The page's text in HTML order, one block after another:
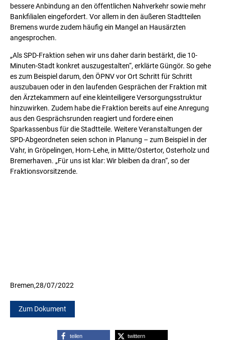
bessere Anbindung an den öffentlichen Nahverkehr sowie mehr
Bankfilialen eingefordert. Vor allem in den äußeren Stadtteilen
Bremens wurde zudem häufig ein Mangel an Hausärzten
angesprochen.
„Als SPD-Fraktion sehen wir uns daher darin bestärkt, die 10-
Minuten-Stadt konkret auszugestalten“, erklärte Güngör. So gehe
es zum Beispiel darum, den ÖPNV vor Ort Schritt für Schritt
auszubauen oder in den laufenden Gesprächen der Fraktion mit
den Ärztekammern auf eine kleinteiligere Versorgungsstruktur
hinzuwirken. Zudem habe die Fraktion bereits auf eine Anregung
aus den Gesprächsrunden reagiert und fordere einen
Sparkassenbus für die Stadtteile. Weitere Veranstaltungen der
SPD-Abgeordneten seien schon in Planung – zum Beispiel in der
Vahr, in Gröpelingen, Horn-Lehe, in Mitte/Ostertor, Osterholz und
Bremerhaven. „Für uns ist klar: Wir bleiben da dran“, so der
Fraktionsvorsitzende.
Bremen,28/07/2022
Zum Dokument
teilen twittern